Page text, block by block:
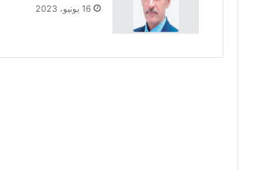
16 يونيو، 2023